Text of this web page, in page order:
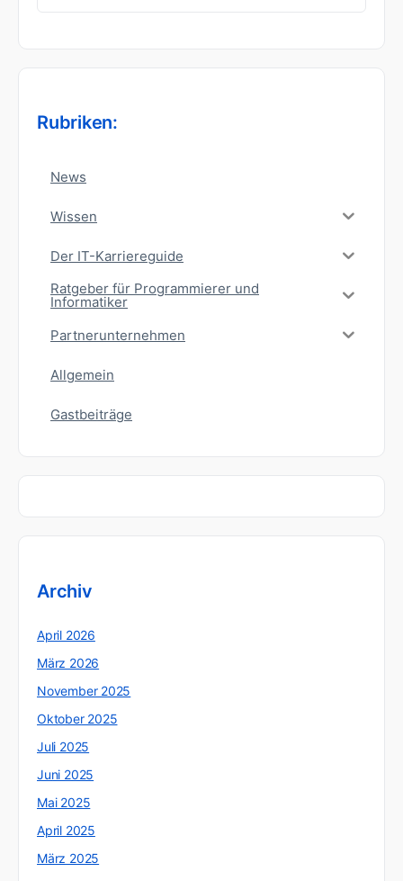
nach:
Rubriken:
News
Wissen
Der IT-Karriereguide
Ratgeber für Programmierer und
Informatiker
Partnerunternehmen
Allgemein
Gastbeiträge
Archiv
April 2026
März 2026
November 2025
Oktober 2025
Juli 2025
Juni 2025
Mai 2025
April 2025
März 2025